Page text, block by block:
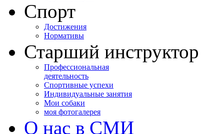
Спорт
Достижения
Нормативы
Старший инструктор
Профессиональная
деятельность
Спортивные успехи
Индивидуальные занятия
Мои собаки
моя фотогалерея
О нас в СМИ